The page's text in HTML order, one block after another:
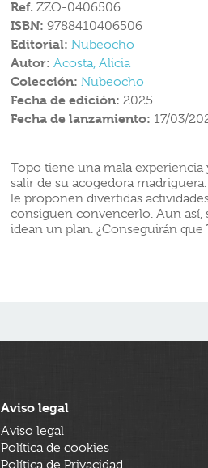
Ref. ZZO-0406506
ISBN: 9788410406506
Editorial: Nubeocho
Autor: Acosta, Alicia
Colección: Nubeocho
Fecha de edición: 2025
Fecha de lanzamiento: 17/03/
Topo tiene una mala
salir de su acogedora
le proponen divertidas
consiguen convencerlo. Aun así,
idean un plan. ¿Conseguirán que
Aviso legal
Aviso legal
Política de cookies
Política de Privacidad